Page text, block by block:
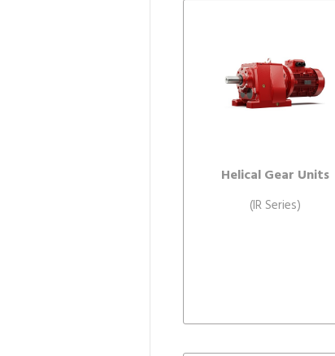
Helical Gear Units
(IR Series)